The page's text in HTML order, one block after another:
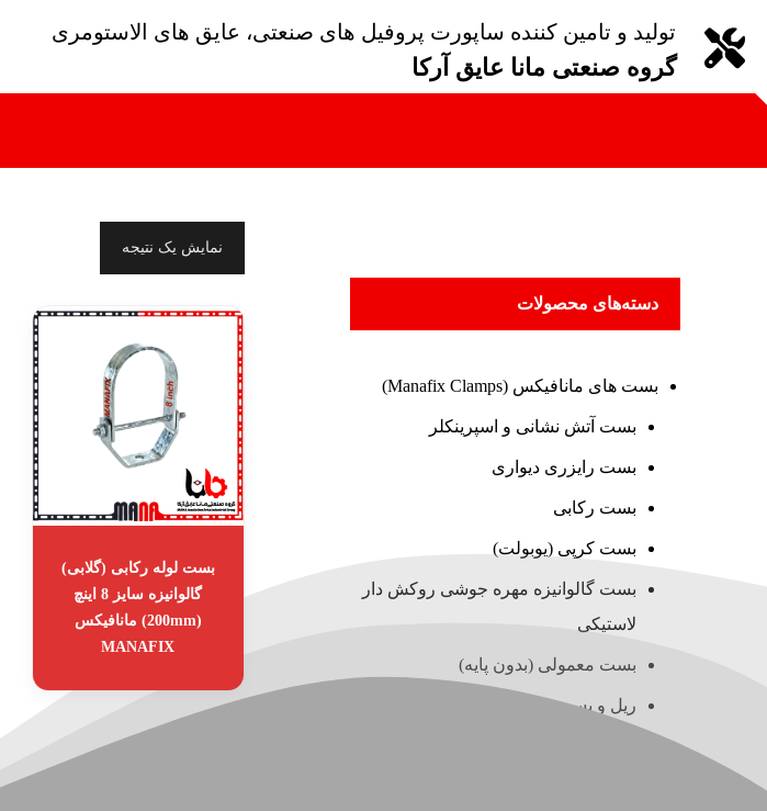
تولید و تامین کننده ساپورت پروفیل های صنعتی، عایق های الاستومری
گروه صنعتی مانا عایق آرکا
نمایش یک نتیجه
بست لوله رکابی (گلابی)
گالوانیزه سایز 8 اینچ
(200mm) مانافیکس
MANAFIX
دسته‌های محصولات
بست های مانافیکس (Manafix Clamps)
بست آتش نشانی و اسپرینکلر
بست رایزری دیواری
بست رکابی
بست کرپی (یوبولت)
بست گالوانیزه مهره جوشی روکش دار
لاستیکی
بست معمولی (بدون پایه)
ریل و بست چنگالی (سی چنل)